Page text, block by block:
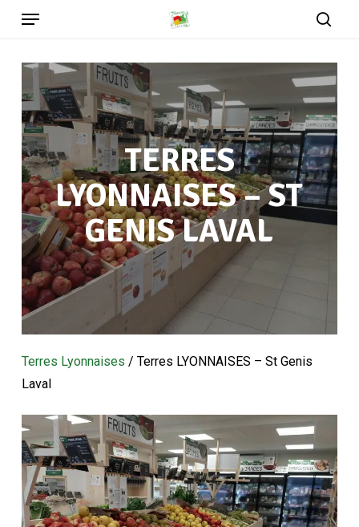
Skip
content
Menu
TERRES
LYONNAISES – ST
GENIS LAVAL
Terres Lyonnaises / Terres LYONNAISES – St Genis
Laval